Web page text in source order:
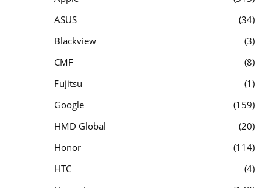
ASUS
34
Blackview
3
CMF
8
Fujitsu
1
Google
159
HMD Global
20
Honor
114
HTC
4